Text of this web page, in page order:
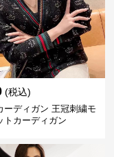
(税込)
ーディガン 王冠刺繍モ
トカーディガン